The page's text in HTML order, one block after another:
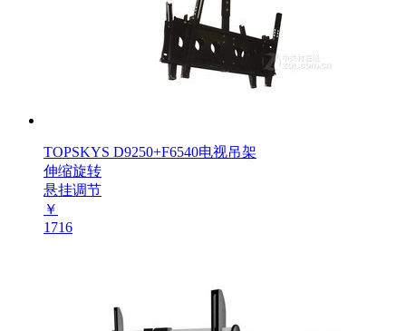
TOPSKYS D9250+F6540电视吊架
伸缩旋转
悬挂调节
￥
1716